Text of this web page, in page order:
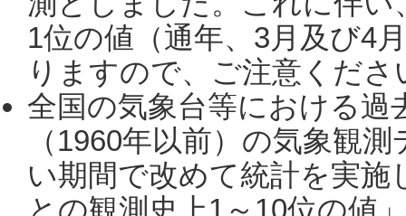
1位の値（通年、3月及び4
りますので、ご注意くだ
全国の気象台等における過
（1960年以前）の気象観
い期間で改めて統計を実
との観測史上1～10位の値